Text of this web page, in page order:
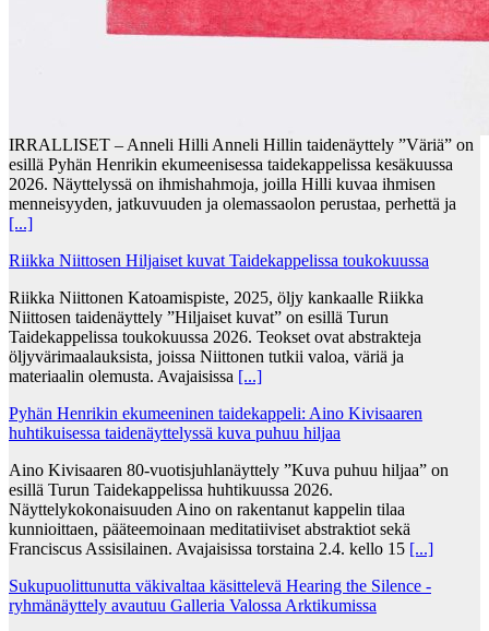
IRRALLISET – Anneli Hilli Anneli Hillin taidenäyttely ”Väriä” on
esillä Pyhän Henrikin ekumeenisessa taidekappelissa kesäkuussa
2026. Näyttelyssä on ihmishahmoja, joilla Hilli kuvaa ihmisen
menneisyyden, jatkuvuuden ja olemassaolon perustaa, perhettä ja
[...]
Riikka Niittosen Hiljaiset kuvat Taidekappelissa toukokuussa
Riikka Niittonen Katoamispiste, 2025, öljy kankaalle Riikka
Niittosen taidenäyttely ”Hiljaiset kuvat” on esillä Turun
Taidekappelissa toukokuussa 2026. Teokset ovat abstrakteja
öljyvärimaalauksista, joissa Niittonen tutkii valoa, väriä ja
materiaalin olemusta. Avajaisissa [...]
Pyhän Henrikin ekumeeninen taidekappeli: Aino Kivisaaren
huhtikuisessa taidenäyttelyssä kuva puhuu hiljaa
Aino Kivisaaren 80-vuotisjuhlanäyttely ”Kuva puhuu hiljaa” on
esillä Turun Taidekappelissa huhtikuussa 2026.
Näyttelykokonaisuuden Aino on rakentanut kappelin tilaa
kunnioittaen, pääteemoinaan meditatiiviset abstraktiot sekä
Franciscus Assisilainen. Avajaisissa torstaina 2.4. kello 15 [...]
Sukupuolittunutta väkivaltaa käsittelevä Hearing the Silence -
ryhmänäyttely avautuu Galleria Valossa Arktikumissa